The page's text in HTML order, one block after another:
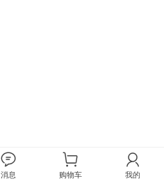
消息 购物车 我的